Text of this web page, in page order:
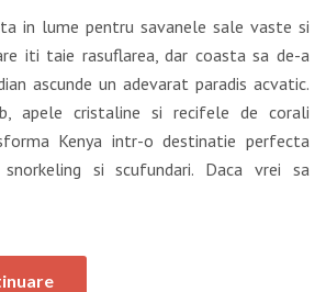
in lume pentru savanele sale vaste si
iti taie rasuflarea, dar coasta sa de-a
ascunde un adevarat paradis acvatic.
apele cristaline si recifele de corali
Kenya intr-o destinatie perfecta
si scufundari. Daca vrei sa